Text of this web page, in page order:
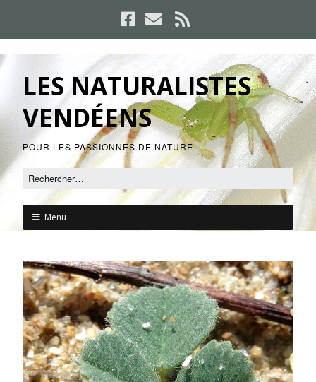
LES NATURALISTES
VENDÉENS
POUR LES PASSIONNÉS DE NATURE
Menu